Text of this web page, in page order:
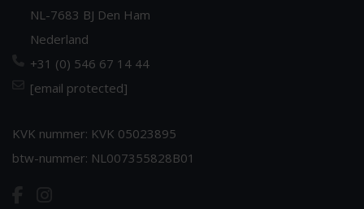
NL-7683 BJ Den Ham
Nederland
+31 (0) 546 67 14 44
[email protected]
KVK nummer: KVK 05023895
btw-nummer: NL007355828B01